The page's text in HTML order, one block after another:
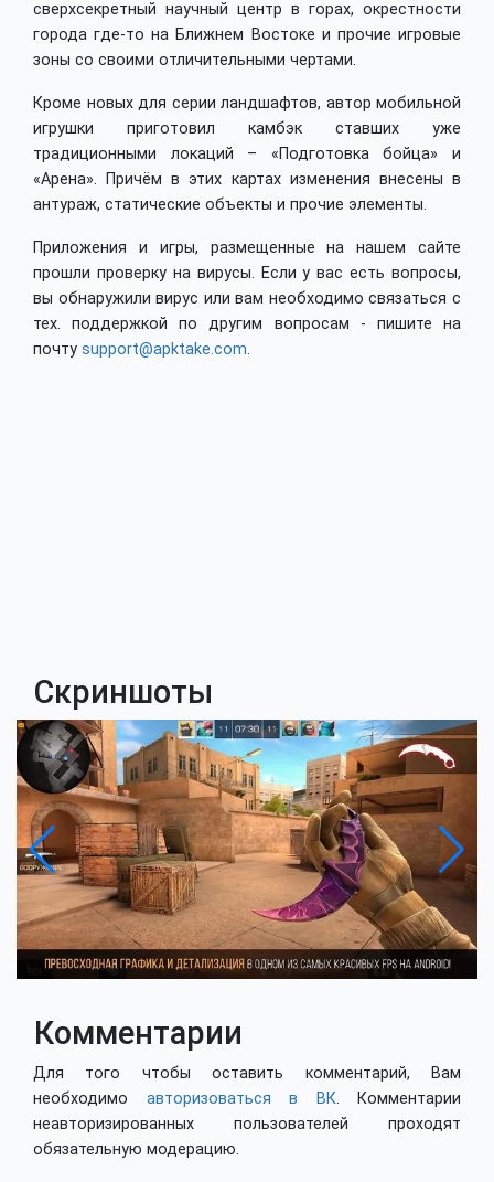
сверхсекретный научный центр в горах, окрестности
города где-то на Ближнем Востоке и прочие игровые
зоны со своими отличительными чертами.
Кроме новых для серии ландшафтов, автор мобильной
игрушки приготовил камбэк ставших уже
традиционными локаций – «Подготовка бойца» и
«Арена». Причём в этих картах изменения внесены в
антураж, статические объекты и прочие элементы.
Приложения и игры, размещенные на нашем сайте
прошли проверку на вирусы. Если у вас есть вопросы,
вы обнаружили вирус или вам необходимо связаться с
тех. поддержкой по другим вопросам - пишите на
почту support@apktake.com.
Скриншоты
Комментарии
Для того чтобы оставить комментарий, Вам
необходимо авторизоваться в ВК. Комментарии
неавторизированных пользователей проходят
обязательную модерацию.